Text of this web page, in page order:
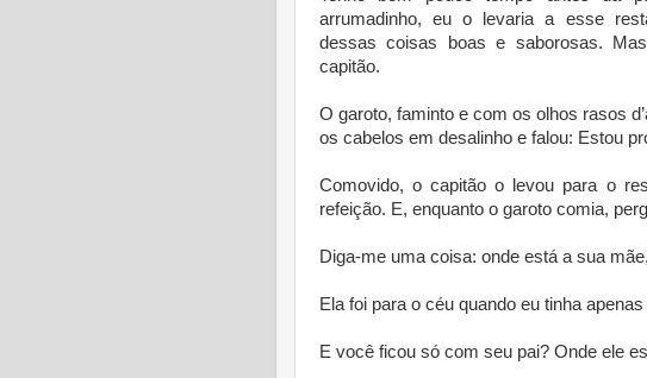
arrumadinho, eu o levaria a esse
dessas coisas boas e saborosas.
capitão.
O garoto, faminto e com os olhos rasos
os cabelos em desalinho e falou: Estou
Comovido, o capitão o levou para o
refeição. E, enquanto o garoto comia,
Diga-me uma coisa: onde está a sua
Ela foi para o céu quando eu tinha
E você ficou só com seu pai? Onde ele